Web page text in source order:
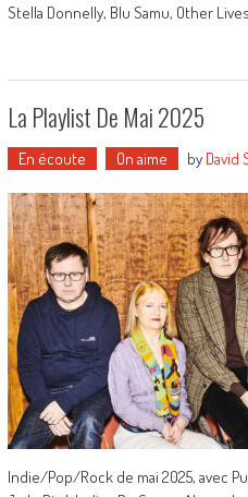
Stella Donnelly, Blu Samu, Other
La Playlist De Mai 2025
En écoute On aime by David
Indie/Pop/Rock de mai 2025, avec